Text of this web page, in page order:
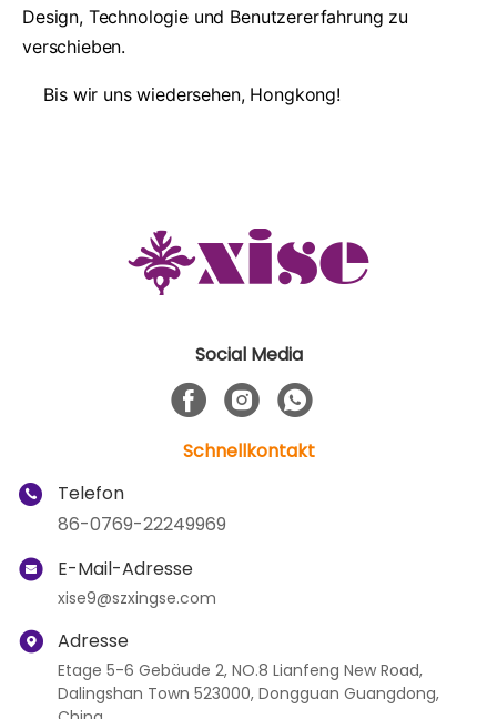
Design, Technologie und Benutzererfahrung zu
verschieben.
Bis wir uns wiedersehen, Hongkong!
Social Media
Schnellkontakt
Telefon
86-0769-22249969
E-Mail-Adresse
xise9@szxingse.com
Adresse
Etage 5-6 Gebäude 2, NO.8 Lianfeng New Road,
Dalingshan Town 523000, Dongguan Guangdong,